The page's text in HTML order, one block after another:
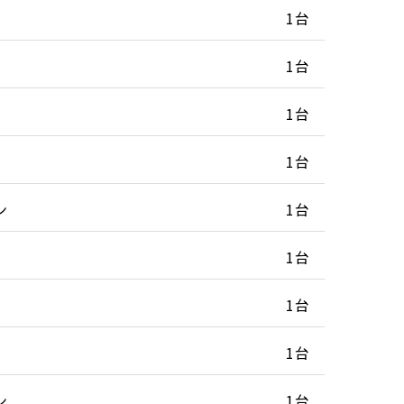
1台
1台
1台
1台
1台
1台
1台
1台